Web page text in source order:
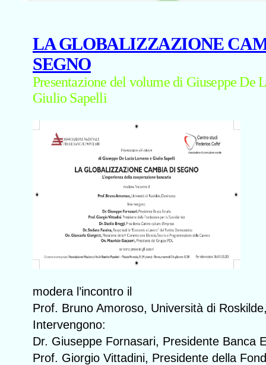
LA GLOBALIZZAZIONE
SEGNO
Presentazione del volume di Giuseppe De
Giulio Sapelli
modera l’incontro il
Prof. Bruno Amoroso, Università di
Intervengono:
Dr. Giuseppe Fornasari, Presidente Banca
Prof. Giorgio Vittadini, Presidente della